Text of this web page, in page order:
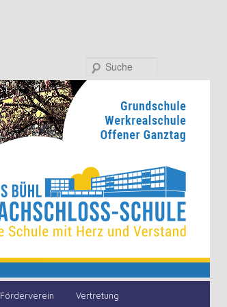
Förderverein Vertretung